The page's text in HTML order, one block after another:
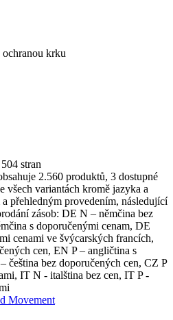
ochranou krku
stran
2.560 produktů, 3 dostupné
všech variantách kromě jazyka a
přehledným provedením, následující
zásob: DE N – němčina bez
s doporučenými cenam, DE
cenami ve švýcarských francích,
cen, EN P – angličtina s
čeština bez doporučených cen, CZ P
IT N - italština bez cen, IT P -
Movement